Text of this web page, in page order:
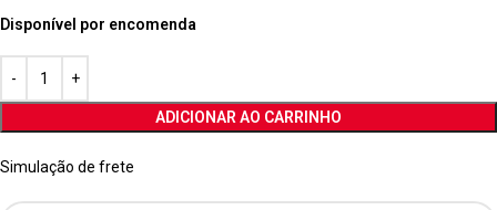
Disponível por encomenda
ADICIONAR AO CARRINHO
Simulação de frete